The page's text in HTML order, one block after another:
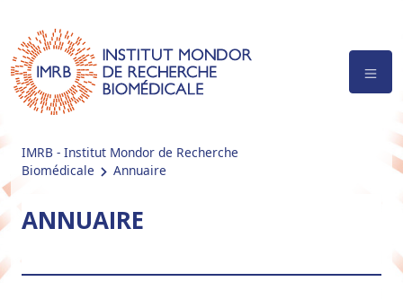
IMRB - Institut Mondor de Recherche
Biomédicale
Annuaire
ANNUAIRE